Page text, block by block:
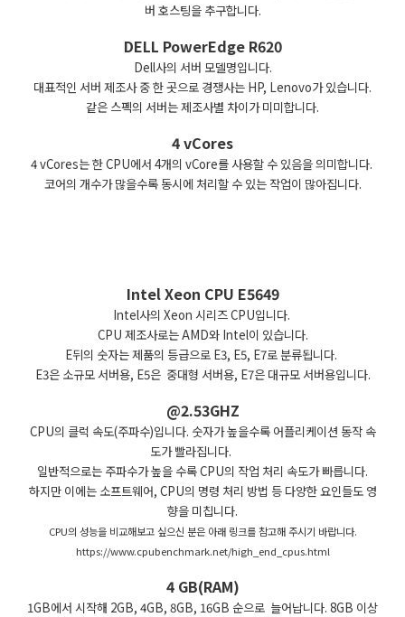
버 호스팅을 추구합니다.
DELL PowerEdge R620
Dell사의 서버 모델명입니다.
대표적인 서버 제조사 중 한 곳으로 경쟁사는 HP, Lenovo가 있습니다.
같은 스펙의 서버는 제조사별 차이가 미미합니다.
4 vCores
4 vCores는 한 CPU에서 4개의 vCore를 사용할 수 있음을 의미합니다.
코어의 개수가 많을수록 동시에 처리할 수 있는 작업이 많아집니다.
Intel Xeon CPU E5649
Intel사의 Xeon 시리즈 CPU입니다.
CPU 제조사로는 AMD와 Intel이 있습니다.
E뒤의 숫자는 제품의 등급으로 E3, E5, E7로 분류됩니다.
E3은 소규모 서버용, E5은 중대형 서버용, E7은 대규모 서버용입니다.
@2.53GHZ
CPU의 클럭 속도(주파수)입니다. 숫자가 높을수록 어플리케이션 동작 속
도가 빨라집니다.
일반적으로는 주파수가 높을 수록 CPU의 작업 처리 속도가 빠릅니다.
하지만 이에는 소프트웨어, CPU의 명령 처리 방법 등 다양한 요인들도 영
향을 미칩니다.
CPU의 성능을 비교해보고 싶으신 분은 아래 링크를 참고해 주시기 바랍니다.
https://www.cpubenchmark.net/high_end_cpus.html
4 GB(RAM)
1GB에서 시작해 2GB, 4GB, 8GB, 16GB 순으로 늘어납니다. 8GB 이상